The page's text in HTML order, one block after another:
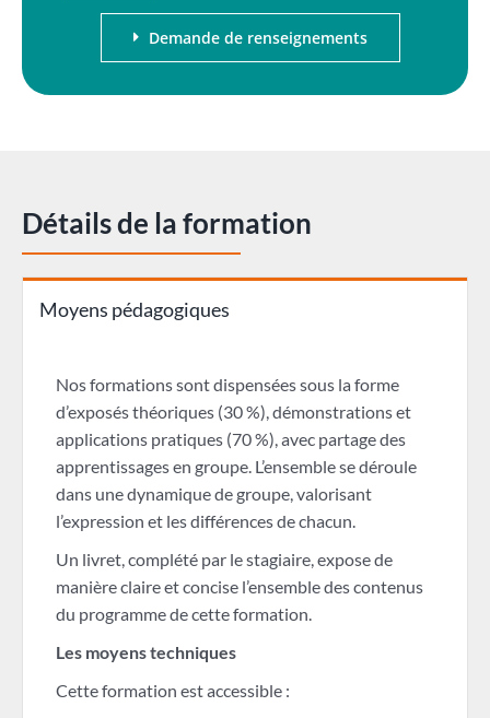
Demande de renseignements
Détails de la formation
Moyens pédagogiques
Nos formations sont dispensées sous la forme
d’exposés théoriques (30 %), démonstrations et
applications pratiques (70 %), avec partage des
apprentissages en groupe. L’ensemble se déroule
dans une dynamique de groupe, valorisant
l’expression et les différences de chacun.
Un livret, complété par le stagiaire, expose de
manière claire et concise l’ensemble des contenus
du programme de cette formation.
Les moyens techniques
Cette formation est accessible :